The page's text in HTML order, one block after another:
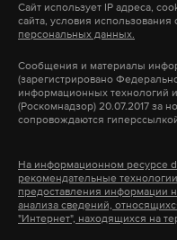
о прекращении огня.
Фото: © twitter.com/
избивали и
совершались в
движения «Оккупай-
продавцов
сообщников
Возможных
Сайт использует IP адреса,
сайта, условия использования
персональных данных.
Сообщения и материалы
(зарегистрировано
информационных технологий
(Роскомнадзор) 20.07.2017
сопровождаются
На информационном ресурсе
рекомендательные
предоставления информации
анализа сведений,
"Интернет", находящихся на